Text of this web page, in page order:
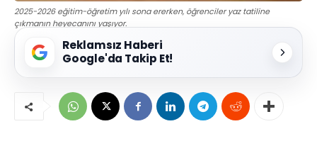
2025-2026 eğitim-öğretim yılı sona ererken, öğrenciler yaz tatiline
çıkmanın heyecanını yaşıyor.
Reklamsız Haberi
Google'da Takip Et!